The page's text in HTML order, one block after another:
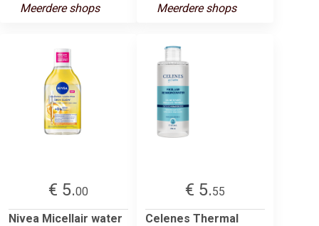
Meerdere shops Meerdere shops
€ 5.00
Nivea Micellair water
€ 5.55
Celenes Thermal